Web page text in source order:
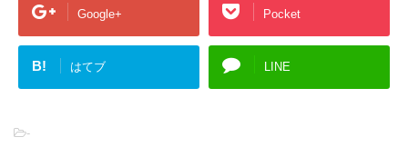
Google+ Pocket
B! はてブ LINE
-